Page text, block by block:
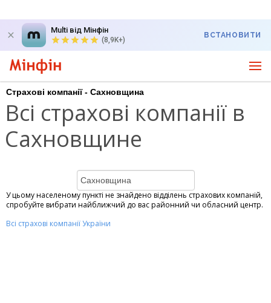
Multi від Мінфін
(8,9K+)
ВСТАНОВИТИ
Страхові компанії - Сахновщина
Всі страхові компанії в
Сахновщине
У цьому населеному пункті не знайдено відділень страхових компаній,
спробуйте вибрати найближчий до вас районний чи обласний центр.
Всі страхові компанії України